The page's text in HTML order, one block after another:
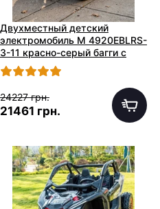
Двухместный детский
электромобиль M 4920EBLRS-
3-11 красно-серый багги с
двумя моторами по 240W
24227 грн.
21461 грн.